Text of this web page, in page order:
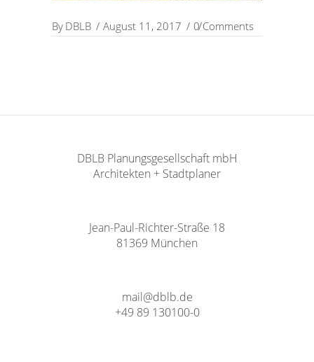
By DBLB August 11, 2017 0 Comments
DBLB Planungsgesellschaft mbH
Architekten + Stadtplaner
Jean-Paul-Richter-Straße 18
81369 München
mail@dblb.de
+49 89 130100-0